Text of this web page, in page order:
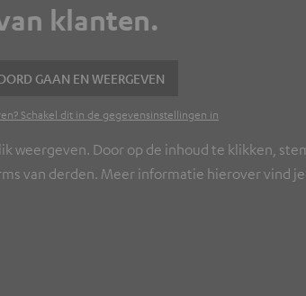
klanten.
GAAN EN WEERGEVEN
Schakel dit in de gegevensinstellingen in
Door op de inhoud te klikken,
van derden. Meer informatie hierover vind